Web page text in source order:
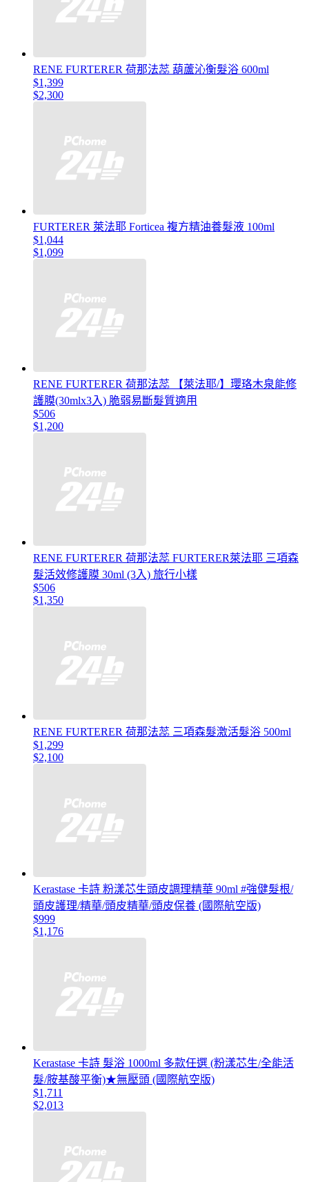
RENE FURTERER 荷那法蕊 葫蘆沁衡髮浴 600ml
$1,399
$2,300
FURTERER 萊法耶 Forticea 複方精油養髮液 100ml
$1,044
$1,099
RENE FURTERER 荷那法蕊 【萊法耶/】瓔珞木泉能修
護膜(30mlx3入) 脆弱易斷髮質適用
$506
$1,200
RENE FURTERER 荷那法蕊 FURTERER萊法耶 三項森
髮活效修護膜 30ml (3入) 旅行小樣
$506
$1,350
RENE FURTERER 荷那法蕊 三項森髮激活髮浴 500ml
$1,299
$2,100
Kerastase 卡詩 粉漾芯生頭皮調理精華 90ml #強健髮根/
頭皮護理/精華/頭皮精華/頭皮保養 (國際航空版)
$999
$1,176
Kerastase 卡詩 髮浴 1000ml 多款任選 (粉漾芯生/全能活
髮/胺基酸平衡)★無壓頭 (國際航空版)
$1,711
$2,013